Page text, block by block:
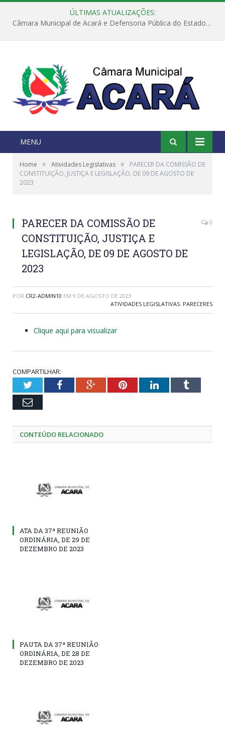
ÚLTIMAS ATUALIZAÇÕES:
Câmara Municipal de Acará e Defensoria Pública do Estado, promovem Ação Balcão de Direitos
MENU
Home » Atividades Legislativas »
PARECER DA COMISSÃO DE
CONSTITUIÇÃO, JUSTIÇA E LEGISLAÇÃO, DE 09 DE AGOSTO DE
2023
PARECER DA COMISSÃO DE
CONSTITUIÇÃO, JUSTIÇA E
LEGISLAÇÃO, DE 09 DE AGOSTO DE
2023
0
POR CR2-ADMIN10 EM 9 DE AGOSTO DE 2023
ATIVIDADES LEGISLATIVAS, PARECERES
Clique aqui para visualizar
COMPARTILHAR:
TwitterFacebookGoogle+PinterestLinkedInTumblr
Email
CONTEÚDO RELACIONADO
ATA DA 37ª REUNIÃO
ORDINÁRIA, DE 29 DE
DEZEMBRO DE 2023
PAUTA DA 37ª REUNIÃO
ORDINÁRIA, DE 28 DE
DEZEMBRO DE 2023